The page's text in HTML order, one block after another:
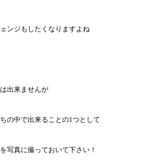
ンジもしたくなりますよね
出来ませんが
の中で出来ることの1つとして
写真に撮っておいて下さい！